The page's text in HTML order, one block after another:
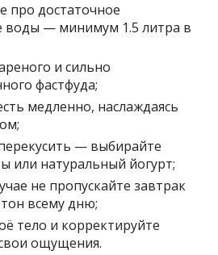
про достаточное
воды — минимум 1.5 литра в
и сильно
фастфуда;
медленно, наслаждаясь
— выбирайте
или натуральный йогурт;
не пропускайте завтрак
всему дню;
тело и корректируйте
ощущения.